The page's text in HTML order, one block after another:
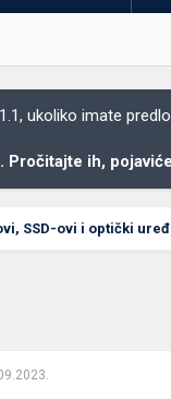
ukoliko imate
Pročitajte ih,
SSD-ovi i optički